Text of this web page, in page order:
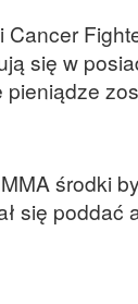
Cancer
się w
środki
się poddać